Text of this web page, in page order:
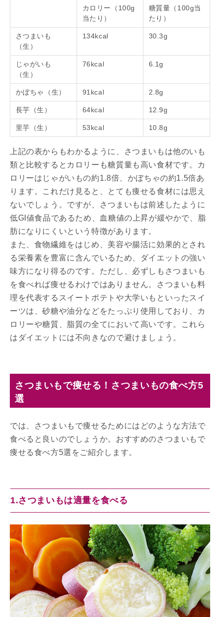
カロリー（100g
当たり）
糖質量（100g当
たり）
さつまいも
（生）
134kcal 30.3g
じゃがいも
（生）
76kcal 6.1g
かぼちゃ（生） 91kcal 2.8g
長芋（生） 64kcal 12.9g
里芋（生） 53kcal 10.8g
上記の表からもわかるように、さつまいもは他のいも
類と比較するとカロリーも糖質量も高い食材です。カ
ロリーはじゃがいもの約1.8倍、かぼちゃの約1.5倍あ
ります。これだけ見ると、とても痩せる食材には思え
ないでしょう。ですが、さつまいもは前述したように
低GI値食品であるため、血糖値の上昇が緩やかで、脂
肪になりにくいという特徴があります。
また、食物繊維をはじめ、美容や腸活に効果的とされ
る栄養素を豊富に含んでいるため、ダイエットの強い
味方になり得るのです。ただし、必ずしもさつまいも
を食べれば痩せるわけではありません。さつまいも料
理を代表するスイートポテトや大学いもといったスイ
ーツは、砂糖や油分などをたっぷり使用しており、カ
ロリーや糖質、脂質の全てにおいて高いです。これら
はダイエットには不向きなので避けましょう。
さつまいもで痩せる！さつまいもの食べ方5
選
では、さつまいもで痩せるためにはどのような方法で
食べると良いのでしょうか。おすすめのさつまいもで
痩せる食べ方5選をご紹介します。
1.さつまいもは適量を食べる